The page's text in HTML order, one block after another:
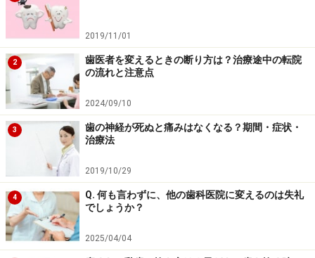
ている神経の残骸を綺麗に取り除き、内部を無菌化して
埋める必要があります。
痛みがないからといって放置をしておくと、ゆっくりと
慢性状態で炎症が進行し、根の先に大量の膿を溜め込み
ます。そしてある日、体調不良や機械的刺激など少しの
きっかけで、それまでの痛みのない慢性状態から、強い
痛みや腫れを伴う急性状態へと変化することがあるので
注意が必要です。
【関連記事】
歯の神経を抜くとどうなる？痛み・虫歯治療効果・
歯の変化
2019/11/01
2
歯医者を変えるときの断り方は？治療途中の転院
の流れと注意点
2024/09/10
3
歯の神経が死ぬと痛みはなくなる？期間・症状・
治療法
2019/10/29
4
Q. 何も言わずに、他の歯科医院に変えるのは失礼
でしょうか？
2025/04/04